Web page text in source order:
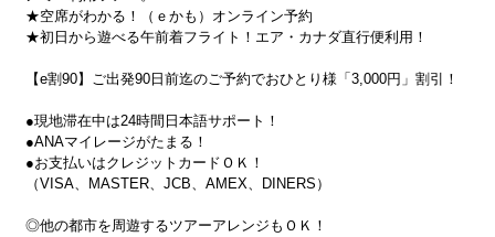
★空席がわかる！（ｅかも）オンライン予約
★初日から遊べる午前着フライト！エア・カナダ直行便利用！
【e割90】ご出発90日前迄のご予約でおひとり様「3,000円」割引！
●現地滞在中は24時間日本語サポート！
●ANAマイレージがたまる！
●お支払いはクレジットカードＯＫ！
（VISA、MASTER、JCB、AMEX、DINERS）
◎他の都市を周遊するツアーアレンジもＯＫ！